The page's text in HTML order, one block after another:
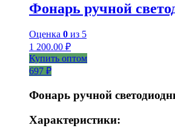
Фонарь ручной
Оценка 0 из 5
1 200.00 ₽
Купить оптом
697 ₽
Фонарь ручной
Характеристики: